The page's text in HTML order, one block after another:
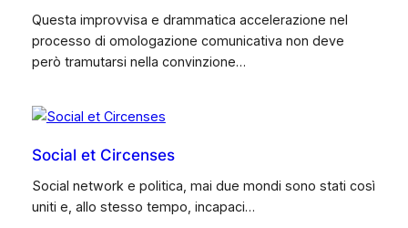
Questa improvvisa e drammatica accelerazione nel
processo di omologazione comunicativa non deve
però tramutarsi nella convinzione…
Social et Circenses
Social network e politica, mai due mondi sono stati così
uniti e, allo stesso tempo, incapaci…